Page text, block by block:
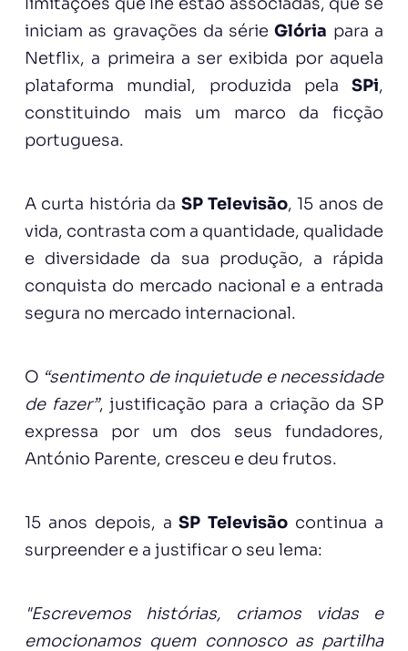
iniciam as gravações da sérieGlória para a
Netflix, a primeira a ser exibida por aquela
plataforma mundial, produzida pelaSPi,
constituindo mais um marco da ficção
portuguesa.
A curta história da SP Televisão, 15 anos de
vida, contrasta com a quantidade, qualidade
e diversidade da sua produção, a rápida
conquista do mercado nacional e a entrada
segura no mercado internacional.
O “sentimento de inquietude e necessidade
de fazer”, justificação para a criação da SP
expressa por um dos seus fundadores,
António Parente, cresceu e deu frutos.
15 anos depois, aSP Televisão continua a
surpreender e a justificar o seu lema:
"Escrevemos histórias, criamos vidas e
emocionamos quem connosco as partilha